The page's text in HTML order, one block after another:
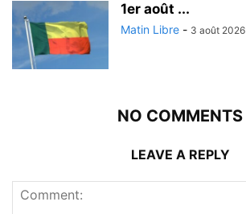
1er août ...
Matin Libre - 3 août 2026
NO COMMENTS
LEAVE A REPLY